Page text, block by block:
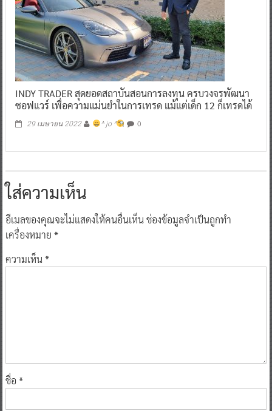
INDY TRADER สุดยอดสถาบันสอนการลงทุน ครบวงจรพัฒนา
ซอฟแวร์ เพื่อความแม่นยำในการเทรด แม้แต่เด็ก 12 ก็เทรดได้
29 เมษายน 2022 ^ jo ^ 0
ใส่ความเห็น
อีเมลของคุณจะไม่แสดงให้คนอื่นเห็นช่องข้อมูลจำเป็นถูกทำ
เครื่องหมาย *
ความเห็น*
ชื่อ *